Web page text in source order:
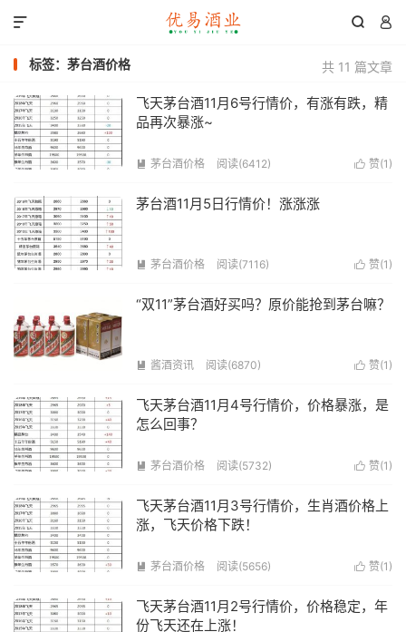
 

共 11 篇文章
标签：茅台酒价格
飞天茅台酒11月6号行情价，有涨有跌，精
品再次暴涨~
 赞(1 )
 茅台酒价格 阅读(6412)
茅台酒11月5日行情价！涨涨涨
 赞(1 )
 茅台酒价格 阅读(7116)
“双11”茅台酒好买吗？原价能抢到茅台嘛？
 赞(1 )
 酱酒资讯 阅读(6870)
飞天茅台酒11月4号行情价，价格暴涨，是
怎么回事？
 赞(1 )
 茅台酒价格 阅读(5732)
飞天茅台酒11月3号行情价，生肖酒价格上
涨，飞天价格下跌！
 赞(1 )
 茅台酒价格 阅读(5656)
飞天茅台酒11月2号行情价，价格稳定，年
份飞天还在上涨！